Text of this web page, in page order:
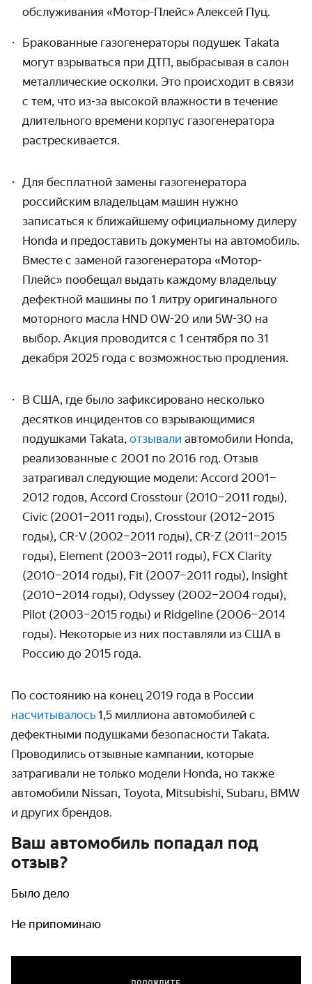
обслуживания «Мотор-Плейс» Алексей Пуц.
Бракованные газогенераторы подушек Тakata
могут взрываться при ДТП, выбрасывая в салон
металлические осколки. Это происходит в связи
с тем, что из-за высокой влажности в течение
длительного времени корпус газогенератора
растрескивается.
Для бесплатной замены газогенератора
российским владельцам машин нужно
записаться к ближайшему официальному дилеру
Honda и предоставить документы на автомобиль.
Вместе с заменой газогенератора «Мотор-
Плейс» пообещал выдать каждому владельцу
дефектной машины по 1 литру оригинального
моторного масла HND 0W-20 или 5W-30 на
выбор. Акция проводится с 1 сентября по 31
декабря 2025 года с возможностью продления.
В США, где было зафиксировано несколько
десятков инцидентов со взрывающимися
подушками Takata, отзывали автомобили Honda,
реализованные с 2001 по 2016 год. Отзыв
затрагивал следующие модели: Accord 2001–
2012 годов, Accord Crosstour (2010–2011 годы),
Civic (2001–2011 годы), Crosstour (2012–2015
годы), CR-V (2002–2011 годы), CR-Z (2011–2015
годы), Element (2003–2011 годы), FCX Clarity
(2010–2014 годы), Fit (2007–2011 годы), Insight
(2010–2014 годы), Odyssey (2002–2004 годы),
Pilot (2003–2015 годы) и Ridgeline (2006–2014
годы). Некоторые из них поставляли из США в
Россию до 2015 года.
По состоянию на конец 2019 года в России
насчитывалось 1,5 миллиона автомобилей с
дефектными подушками безопасности Takata.
Проводились отзывные кампании, которые
затрагивали не только модели Honda, но также
автомобили Nissan, Toyota, Mitsubishi, Subaru, BMW
и других брендов.
Ваш автомобиль попадал под
отзыв?
Было дело
Не припоминаю